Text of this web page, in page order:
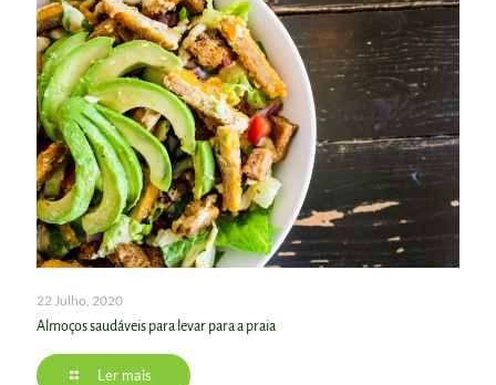
22 Julho, 2020
Almoços saudáveis para levar para a praia
Ler mais